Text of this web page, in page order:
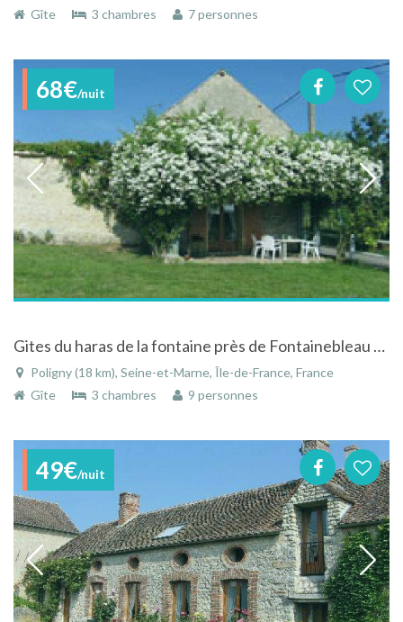
Gîte 3 chambres 7 personnes
68€/nuit
Gites du haras de la fontaine près de Fontainebleau à Poligny - Seine-et-Marne - Ile-de-France
Poligny (18 km), Seine-et-Marne, Île-de-France, France
Gîte
3 chambres 9 personnes
49€/nuit